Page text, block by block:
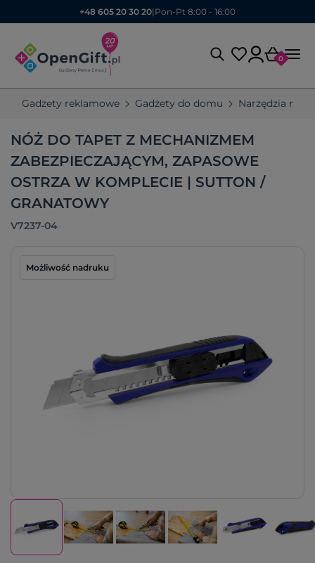
+48 605 20 30 20| Pon-Pt 8:00 - 16:00
0
Gadżety reklamowe Gadżety do domu Narzędzia
NÓŻ DO TAPET Z MECHANIZMEM
ZABEZPIECZAJĄCYM, ZAPASOWE
OSTRZA W KOMPLECIE | SUTTON /
GRANATOWY
V7237-04
Możliwość nadruku